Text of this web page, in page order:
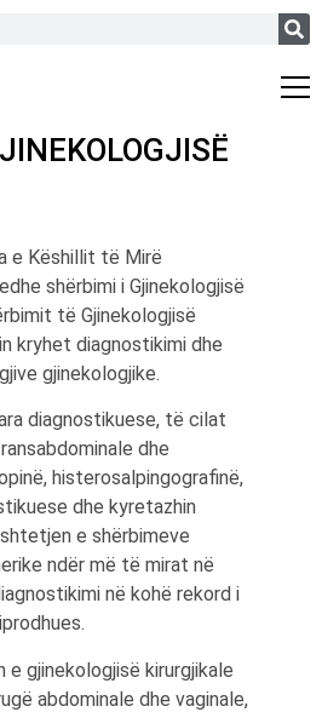
e Këshillit të Mirë
shërbimi i Gjinekologjisë
të Gjinekologjisë
kryhet diagnostikimi dhe
gjinekologjike.
diagnostikuese, të cilat
dhe
histerosalpingografinë,
dhe kyretazhin
e shërbimeve
ndër më të mirat në
në kohë rekord i
e gjinekologjisë kirurgjikale
abdominale dhe vaginale,